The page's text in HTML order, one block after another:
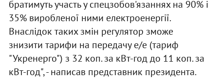
братимуть участь у спецзобов'язаннях на 90% і
35% виробленої ними електроенергії.
Внаслідок таких змін регулятор зможе
знизити тарифи на передачу е/е (тариф
"Укренерго") з 32 коп. за кВт-год до 11 коп. за
кВт-год", - написав представник президента.